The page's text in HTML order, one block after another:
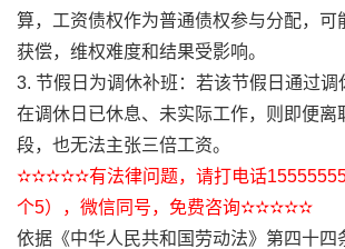
算，工资债权作为普通债权参与分配，可
获偿，维权难度和结果受影响。
3. 节假日为调休补班：若该节假日通过调
在调休日已休息、未实际工作，则即便离
段，也无法主张三倍工资。
✫✫✫✫✫有法律问题，请打电话
个5），微信同号，免费咨询✫✫✫✫✫
依据《中华人民共和国劳动法》第四十四